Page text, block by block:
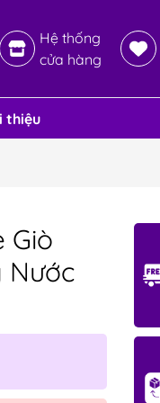
Hệ thống
cửa hàng
thiệu
Giò
Nước